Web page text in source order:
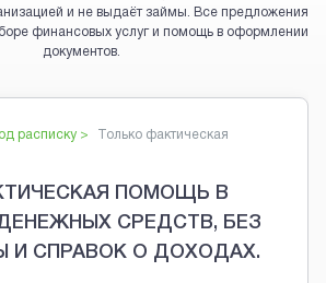
и не выдаёт займы. Все предложения
финансовых услуг и помощь в оформлении
документов.
расписку >
Только фактическая
ПОМОЩЬ В
СРЕДСТВ, БЕЗ
И СПРАВОК О ДОХОДАХ.